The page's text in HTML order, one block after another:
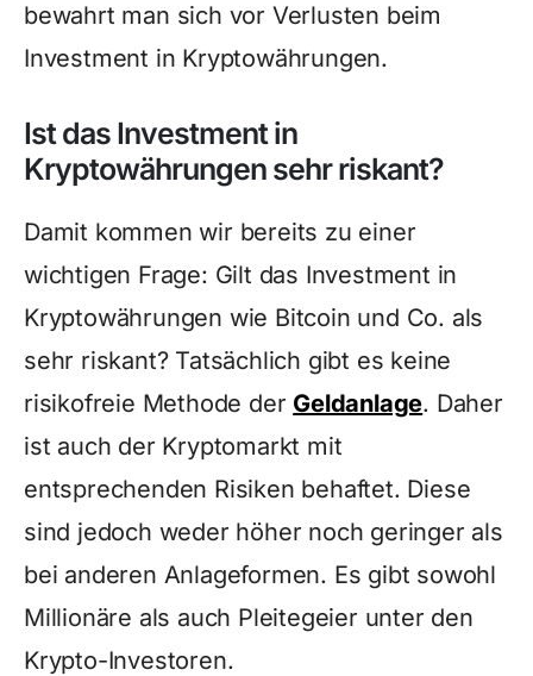
bewahrt man sich vor Verlusten beim
Investment in Kryptowährungen.
Ist das Investment in
Kryptowährungen sehr riskant?
Damit kommen wir bereits zu einer
wichtigen Frage: Gilt das Investment in
Kryptowährungen wie Bitcoin und Co. als
sehr riskant? Tatsächlich gibt es keine
risikofreie Methode der Geldanlage. Daher
ist auch der Kryptomarkt mit
entsprechenden Risiken behaftet. Diese
sind jedoch weder höher noch geringer als
bei anderen Anlageformen. Es gibt sowohl
Millionäre als auch Pleitegeier unter den
Krypto-Investoren.